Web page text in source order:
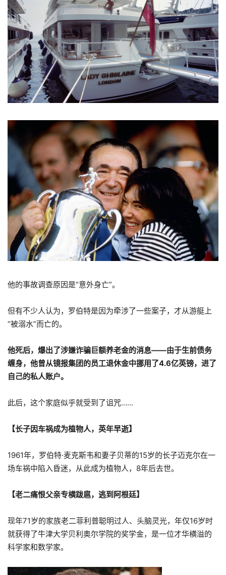
他的事故调查原因是“意外身亡”。
但有不少人认为，罗伯特是因为牵涉了一些案子，才从游艇上
“被溺水”而亡的。
他死后，爆出了涉嫌诈骗巨额养老金的消息——由于生前债务
缠身，他曾从镜报集团的员工退休金中挪用了4.6亿英镑，进了
自己的私人账户。
此后，这个家庭似乎就受到了诅咒……
【长子因车祸成为植物人，英年早逝】
1961年，罗伯特·麦克斯韦和妻子贝蒂的15岁的长子迈克尔在一
场车祸中陷入昏迷，从此成为植物人，8年后去世。
【老二痛恨父亲专横跋扈，逃到阿根廷】
现年71岁的家族老二菲利普聪明过人、头脑灵光，年仅16岁时
就获得了牛津大学贝利奥尔学院的奖学金，是一位才华横溢的
科学家和数学家。